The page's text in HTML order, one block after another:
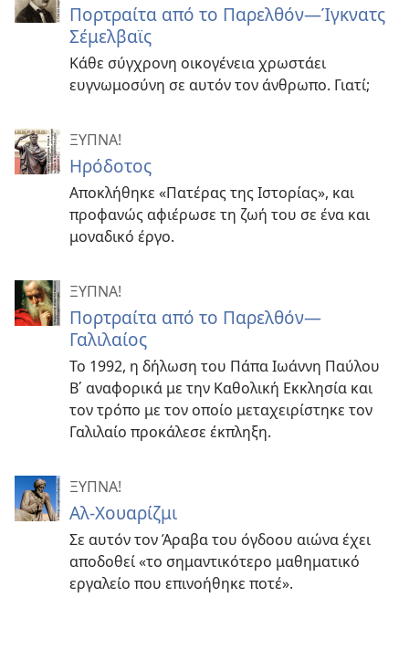
Πορτραίτα από το Παρελθόν—Ίγκνατς
Σέμελβαϊς
Κάθε σύγχρονη οικογένεια χρωστάει
ευγνωμοσύνη σε αυτόν τον άνθρωπο. Γιατί;
ΞΥΠΝΑ!
Ηρόδοτος
Αποκλήθηκε «Πατέρας της Ιστορίας», και
προφανώς αφιέρωσε τη ζωή του σε ένα και
μοναδικό έργο.
ΞΥΠΝΑ!
Πορτραίτα από το Παρελθόν—
Γαλιλαίος
Το 1992, η δήλωση του Πάπα Ιωάννη Παύλου
Β΄ αναφορικά με την Καθολική Εκκλησία και
τον τρόπο με τον οποίο μεταχειρίστηκε τον
Γαλιλαίο προκάλεσε έκπληξη.
ΞΥΠΝΑ!
Αλ-Χουαρίζμι
Σε αυτόν τον Άραβα του όγδοου αιώνα έχει
αποδοθεί «το σημαντικότερο μαθηματικό
εργαλείο που επινοήθηκε ποτέ».